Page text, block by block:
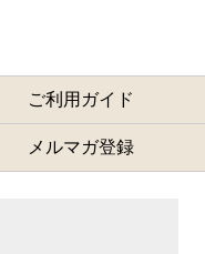
ご利用ガイド
メルマガ登録